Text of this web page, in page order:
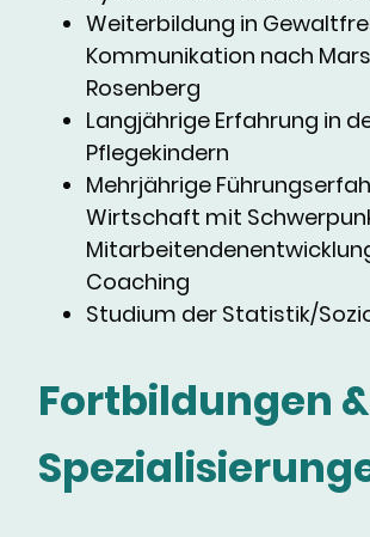
Weiterbildung in
Kommunikation nach
Rosenberg
Langjährige Erfahrung in
Pflegekindern
Mehrjährige
Wirtschaft mit
Coaching
Studium der Statistik/
Fortbildungen &